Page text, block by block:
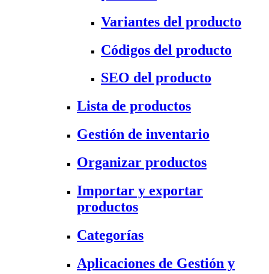
Variantes del producto
Códigos del producto
SEO del producto
Lista de productos
Gestión de inventario
Organizar productos
Importar y exportar
productos
Categorías
Aplicaciones de Gestión y